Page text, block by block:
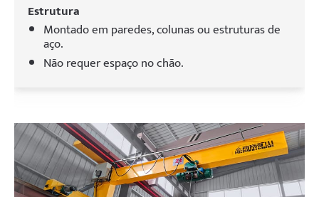
Estrutura
Montado em paredes, colunas ou estruturas de
aço.
Não requer espaço no chão.